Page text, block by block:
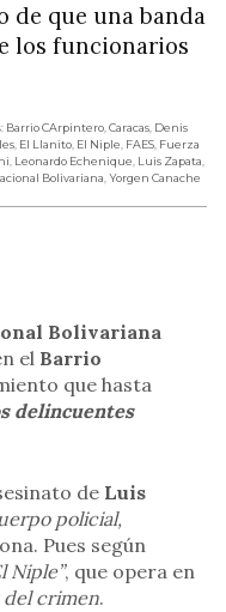
de que una banda
los funcionarios
Barrio CArpintero,Caracas, Denis
, El Llanito, El Niple, FAES, Fuerza
, Leonardo Echenique, Luis Zapata,
Bolivariana,Yorgen Canache
Bolivariana
el Barrio
que hasta
delincuentes
de Luis
policial,
Pues según
Niple”, que opera en
del crimen.